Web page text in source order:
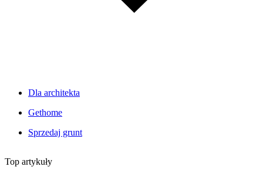
Dla architekta
Gethome
Sprzedaj grunt
Top artykuły